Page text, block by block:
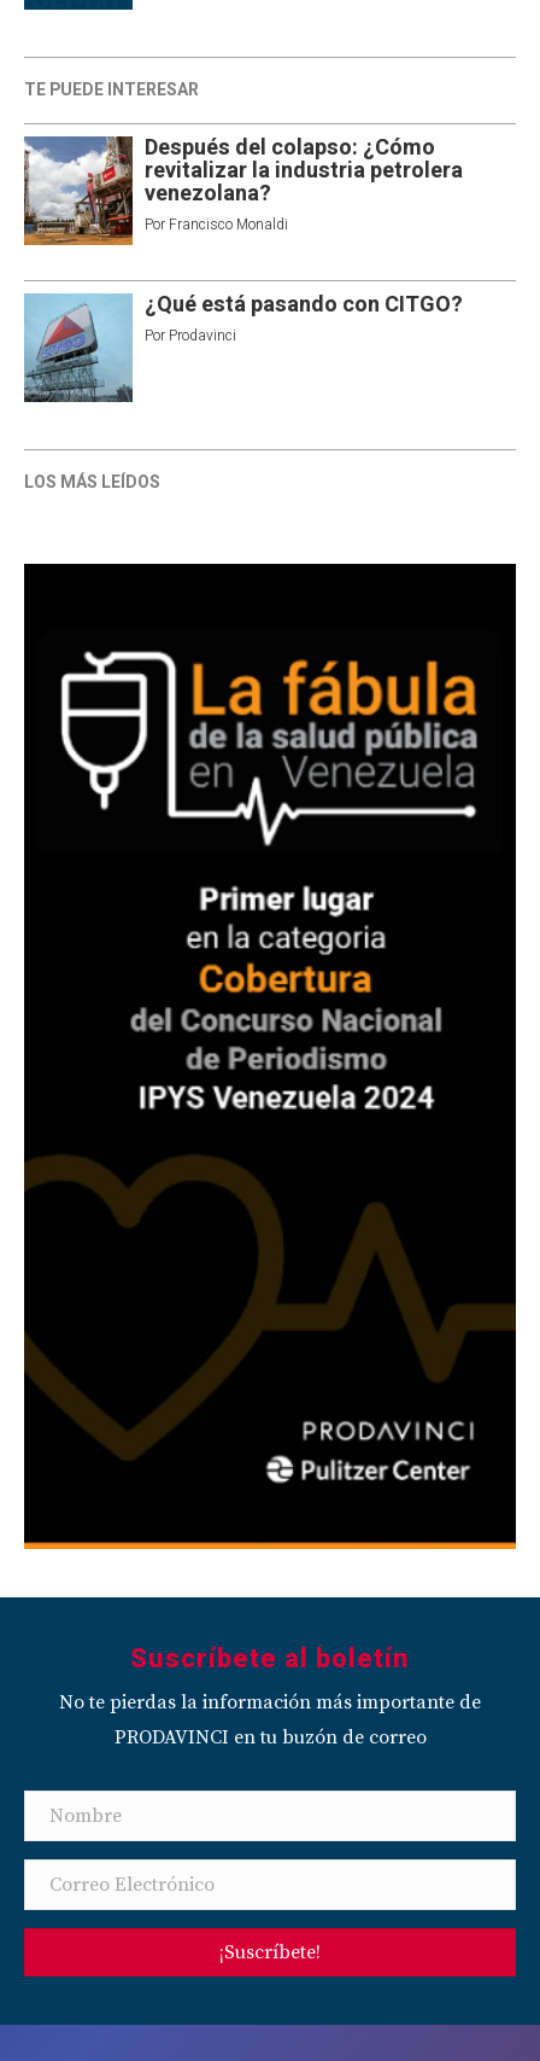
TE PUEDE INTERESAR
Después del colapso: ¿Cómo
revitalizar la industria petrolera
venezolana?
Por Francisco Monaldi
¿Qué está pasando con CITGO?
Por Prodavinci
LOS MÁS LEÍDOS
Suscríbete al boletín
No te pierdas la información más importante de
PRODAVINCI en tu buzón de correo
¡Suscríbete!